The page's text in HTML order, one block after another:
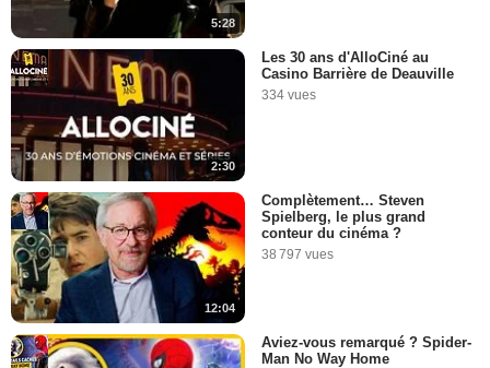
5:28
2:30
Les 30 ans d'AlloCiné au
Casino Barrière de Deauville
334 vues
12:04
Complètement… Steven
Spielberg, le plus grand
conteur du cinéma ?
38 797 vues
Aviez-vous remarqué ? Spider-
Man No Way Home